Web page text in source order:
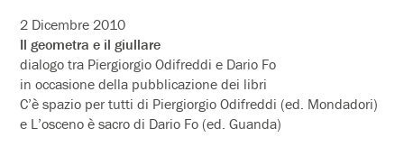
2 Dicembre 2010
Il geometra e il giullare
dialogo tra Piergiorgio Odifreddi e Dario Fo
in occasione della pubblicazione dei libri
C’è spazio per tutti di Piergiorgio Odifreddi (ed. Mondadori)
e L’osceno è sacro di Dario Fo (ed. Guanda)